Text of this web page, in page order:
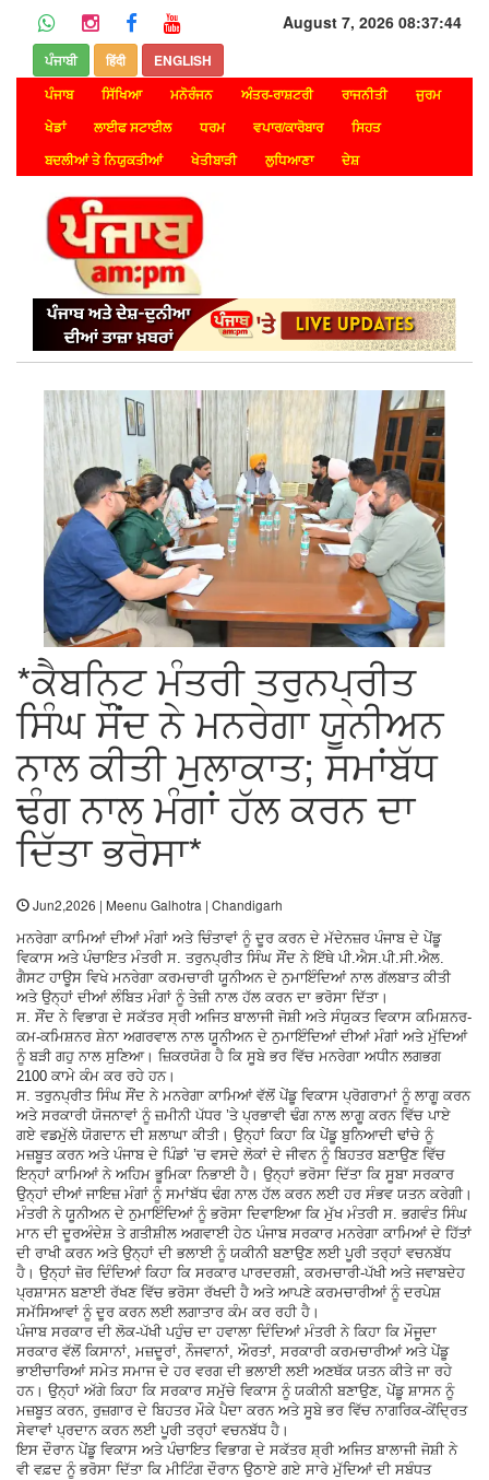
August 7, 2026 08:37:44
ਪੰਜਾਬੀ हिंदी
ENGLISH
ਪੰਜਾਬ
ਸਿੱਖਿਆ ਮਨੋਰੰਜਨ ਅੰਤਰ-ਰਾਸ਼ਟਰੀ ਰਾਜਨੀਤੀ
ਜੁਰਮ
ਖੇਡਾਂ
ਲਾਈਫ ਸਟਾਈਲ ਧਰਮ ਵਪਾਰ/ਕਾਰੋਬਾਰ
ਸਿਹਤ
ਬਦਲੀਆਂ ਤੇ ਨਿਯੁਕਤੀਆਂ
ਖੇਤੀਬਾੜੀ ਲੁਧਿਆਣਾ ਦੇਸ਼
*ਕੈਬਨਿਟ ਮੰਤਰੀ ਤਰੁਨਪ੍ਰੀਤ
ਸਿੰਘ ਸੌਂਦ ਨੇ ਮਨਰੇਗਾ ਯੂਨੀਅਨ
ਨਾਲ ਕੀਤੀ ਮੁਲਾਕਾਤ; ਸਮਾਂਬੱਧ
ਢੰਗ ਨਾਲ ਮੰਗਾਂ ਹੱਲ ਕਰਨ ਦਾ
ਦਿੱਤਾ ਭਰੋਸਾ*
Jun2,2026 | Meenu Galhotra | Chandigarh
ਮਨਰੇਗਾ ਕਾਮਿਆਂ ਦੀਆਂ ਮੰਗਾਂ ਅਤੇ ਚਿੰਤਾਵਾਂ ਨੂੰ ਦੂਰ ਕਰਨ ਦੇ ਮੱਦੇਨਜ਼ਰ ਪੰਜਾਬ ਦੇ ਪੇਂਡੂ
ਵਿਕਾਸ ਅਤੇ ਪੰਚਾਇਤ ਮੰਤਰੀ ਸ. ਤਰੁਨਪ੍ਰੀਤ ਸਿੰਘ ਸੌਂਦ ਨੇ ਇੱਥੇ ਪੀ.ਐਸ.ਪੀ.ਸੀ.ਐਲ.
ਗੈਸਟ ਹਾਊਸ ਵਿਖੇ ਮਨਰੇਗਾ ਕਰਮਚਾਰੀ ਯੂਨੀਅਨ ਦੇ ਨੁਮਾਇੰਦਿਆਂ ਨਾਲ ਗੱਲਬਾਤ ਕੀਤੀ
ਅਤੇ ਉਨ੍ਹਾਂ ਦੀਆਂ ਲੰਬਿਤ ਮੰਗਾਂ ਨੂੰ ਤੇਜ਼ੀ ਨਾਲ ਹੱਲ ਕਰਨ ਦਾ ਭਰੋਸਾ ਦਿੱਤਾ।
ਸ. ਸੌਂਦ ਨੇ ਵਿਭਾਗ ਦੇ ਸਕੱਤਰ ਸ੍ਰੀ ਅਜਿਤ ਬਾਲਾਜੀ ਜੋਸ਼ੀ ਅਤੇ ਸੰਯੁਕਤ ਵਿਕਾਸ ਕਮਿਸ਼ਨਰ-
ਕਮ-ਕਮਿਸ਼ਨਰ ਸ਼ੇਨਾ ਅਗਰਵਾਲ ਨਾਲ ਯੂਨੀਅਨ ਦੇ ਨੁਮਾਇੰਦਿਆਂ ਦੀਆਂ ਮੰਗਾਂ ਅਤੇ ਮੁੱਦਿਆਂ
ਨੂੰ ਬੜੀ ਗਹੁ ਨਾਲ ਸੁਣਿਆ। ਜ਼ਿਕਰਯੋਗ ਹੈ ਕਿ ਸੂਬੇ ਭਰ ਵਿੱਚ ਮਨਰੇਗਾ ਅਧੀਨ ਲਗਭਗ
2100 ਕਾਮੇ ਕੰਮ ਕਰ ਰਹੇ ਹਨ।
ਸ. ਤਰੁਨਪ੍ਰੀਤ ਸਿੰਘ ਸੌਂਦ ਨੇ ਮਨਰੇਗਾ ਕਾਮਿਆਂ ਵੱਲੋਂ ਪੇਂਡੂ ਵਿਕਾਸ ਪ੍ਰੋਗਰਾਮਾਂ ਨੂੰ ਲਾਗੂ ਕਰਨ
ਅਤੇ ਸਰਕਾਰੀ ਯੋਜਨਾਵਾਂ ਨੂੰ ਜ਼ਮੀਨੀ ਪੱਧਰ ’ਤੇ ਪ੍ਰਭਾਵੀ ਢੰਗ ਨਾਲ ਲਾਗੂ ਕਰਨ ਵਿੱਚ ਪਾਏ
ਗਏ ਵਡਮੁੱਲੇ ਯੋਗਦਾਨ ਦੀ ਸ਼ਲਾਘਾ ਕੀਤੀ। ਉਨ੍ਹਾਂ ਕਿਹਾ ਕਿ ਪੇਂਡੂ ਬੁਨਿਆਦੀ ਢਾਂਚੇ ਨੂੰ
ਮਜ਼ਬੂਤ ਕਰਨ ਅਤੇ ਪੰਜਾਬ ਦੇ ਪਿੰਡਾਂ ’ਚ ਵਸਦੇ ਲੋਕਾਂ ਦੇ ਜੀਵਨ ਨੂੰ ਬਿਹਤਰ ਬਣਾਉਣ ਵਿੱਚ
ਇਨ੍ਹਾਂ ਕਾਮਿਆਂ ਨੇ ਅਹਿਮ ਭੂਮਿਕਾ ਨਿਭਾਈ ਹੈ। ਉਨ੍ਹਾਂ ਭਰੋਸਾ ਦਿੱਤਾ ਕਿ ਸੂਬਾ ਸਰਕਾਰ
ਉਨ੍ਹਾਂ ਦੀਆਂ ਜਾਇਜ਼ ਮੰਗਾਂ ਨੂੰ ਸਮਾਂਬੱਧ ਢੰਗ ਨਾਲ ਹੱਲ ਕਰਨ ਲਈ ਹਰ ਸੰਭਵ ਯਤਨ ਕਰੇਗੀ।
ਮੰਤਰੀ ਨੇ ਯੂਨੀਅਨ ਦੇ ਨੁਮਾਇੰਦਿਆਂ ਨੂੰ ਭਰੋਸਾ ਦਿਵਾਇਆ ਕਿ ਮੁੱਖ ਮੰਤਰੀ ਸ. ਭਗਵੰਤ ਸਿੰਘ
ਮਾਨ ਦੀ ਦੂਰਅੰਦੇਸ਼ ਤੇ ਗਤੀਸ਼ੀਲ ਅਗਵਾਈ ਹੇਠ ਪੰਜਾਬ ਸਰਕਾਰ ਮਨਰੇਗਾ ਕਾਮਿਆਂ ਦੇ ਹਿੱਤਾਂ
ਦੀ ਰਾਖੀ ਕਰਨ ਅਤੇ ਉਨ੍ਹਾਂ ਦੀ ਭਲਾਈ ਨੂੰ ਯਕੀਨੀ ਬਣਾਉਣ ਲਈ ਪੂਰੀ ਤਰ੍ਹਾਂ ਵਚਨਬੱਧ
ਹੈ। ਉਨ੍ਹਾਂ ਜ਼ੋਰ ਦਿੰਦਿਆਂ ਕਿਹਾ ਕਿ ਸਰਕਾਰ ਪਾਰਦਰਸ਼ੀ, ਕਰਮਚਾਰੀ-ਪੱਖੀ ਅਤੇ ਜਵਾਬਦੇਹ
ਪ੍ਰਸ਼ਾਸਨ ਬਣਾਈ ਰੱਖਣ ਵਿੱਚ ਭਰੋਸਾ ਰੱਖਦੀ ਹੈ ਅਤੇ ਆਪਣੇ ਕਰਮਚਾਰੀਆਂ ਨੂੰ ਦਰਪੇਸ਼
ਸਮੱਸਿਆਵਾਂ ਨੂੰ ਦੂਰ ਕਰਨ ਲਈ ਲਗਾਤਾਰ ਕੰਮ ਕਰ ਰਹੀ ਹੈ।
ਪੰਜਾਬ ਸਰਕਾਰ ਦੀ ਲੋਕ-ਪੱਖੀ ਪਹੁੰਚ ਦਾ ਹਵਾਲਾ ਦਿੰਦਿਆਂ ਮੰਤਰੀ ਨੇ ਕਿਹਾ ਕਿ ਮੌਜੂਦਾ
ਸਰਕਾਰ ਵੱਲੋਂ ਕਿਸਾਨਾਂ, ਮਜ਼ਦੂਰਾਂ, ਨੌਜਵਾਨਾਂ, ਔਰਤਾਂ, ਸਰਕਾਰੀ ਕਰਮਚਾਰੀਆਂ ਅਤੇ ਪੇਂਡੂ
ਭਾਈਚਾਰਿਆਂ ਸਮੇਤ ਸਮਾਜ ਦੇ ਹਰ ਵਰਗ ਦੀ ਭਲਾਈ ਲਈ ਅਣਥੱਕ ਯਤਨ ਕੀਤੇ ਜਾ ਰਹੇ
ਹਨ। ਉਨ੍ਹਾਂ ਅੱਗੇ ਕਿਹਾ ਕਿ ਸਰਕਾਰ ਸਮੁੱਚੇ ਵਿਕਾਸ ਨੂੰ ਯਕੀਨੀ ਬਣਾਉਣ, ਪੇਂਡੂ ਸ਼ਾਸਨ ਨੂੰ
ਮਜ਼ਬੂਤ ਕਰਨ, ਰੁਜ਼ਗਾਰ ਦੇ ਬਿਹਤਰ ਮੌਕੇ ਪੈਦਾ ਕਰਨ ਅਤੇ ਸੂਬੇ ਭਰ ਵਿੱਚ ਨਾਗਰਿਕ-ਕੇਂਦ੍ਰਿਤ
ਸੇਵਾਵਾਂ ਪ੍ਰਦਾਨ ਕਰਨ ਲਈ ਪੂਰੀ ਤਰ੍ਹਾਂ ਵਚਨਬੱਧ ਹੈ।
ਇਸ ਦੌਰਾਨ ਪੇਂਡੂ ਵਿਕਾਸ ਅਤੇ ਪੰਚਾਇਤ ਵਿਭਾਗ ਦੇ ਸਕੱਤਰ ਸ਼੍ਰੀ ਅਜਿਤ ਬਾਲਾਜੀ ਜੋਸ਼ੀ ਨੇ
ਵੀ ਵਫ਼ਦ ਨੂੰ ਭਰੋਸਾ ਦਿੱਤਾ ਕਿ ਮੀਟਿੰਗ ਦੌਰਾਨ ਉਠਾਏ ਗਏ ਸਾਰੇ ਮੁੱਦਿਆਂ ਦੀ ਸਬੰਧਤ